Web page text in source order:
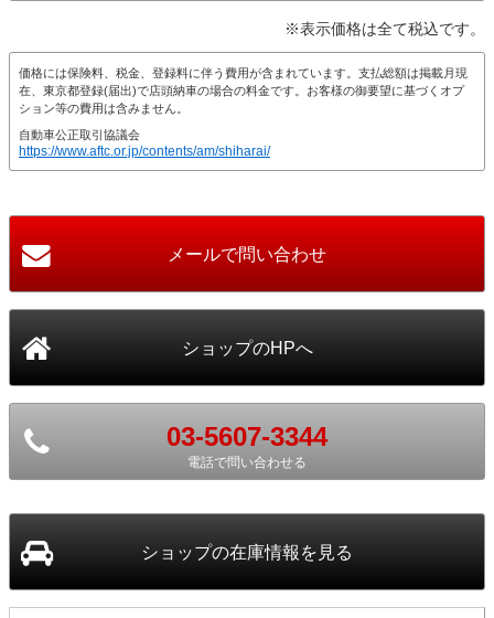
※表示価格は全て税込です。
価格には保険料、税金、登録料に伴う費用が含まれています。支払総額は掲載月現
在、東京都登録(届出)で店頭納車の場合の料金です。お客様の御要望に基づくオプ
ション等の費用は含みません。
自動車公正取引協議会
https://www.aftc.or.jp/contents/am/shiharai/
03-5607-3344
電話で問い合わせる
ショップの在庫情報を見る